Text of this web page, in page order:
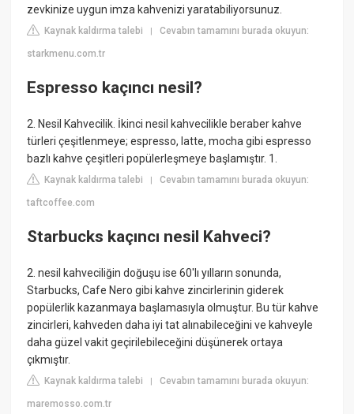
zevkinize uygun imza kahvenizi yaratabiliyorsunuz.
Kaynak kaldırma talebi |Cevabın tamamını burada okuyun:
starkmenu.com.tr
Espresso kaçıncı nesil?
2. Nesil Kahvecilik. İkinci nesil kahvecilikle beraber kahve
türleri çeşitlenmeye; espresso, latte, mocha gibi espresso
bazlı kahve çeşitleri popülerleşmeye başlamıştır. 1.
Kaynak kaldırma talebi |Cevabın tamamını burada okuyun:
taftcoffee.com
Starbucks kaçıncı nesil Kahveci?
2. nesil kahveciliğin doğuşu ise 60'lı yılların sonunda,
Starbucks, Cafe Nero gibi kahve zincirlerinin giderek
popülerlik kazanmaya başlamasıyla olmuştur. Bu tür kahve
zincirleri, kahveden daha iyi tat alınabileceğini ve kahveyle
daha güzel vakit geçirilebileceğini düşünerek ortaya
çıkmıştır.
Kaynak kaldırma talebi |Cevabın tamamını burada okuyun:
maremosso.com.tr